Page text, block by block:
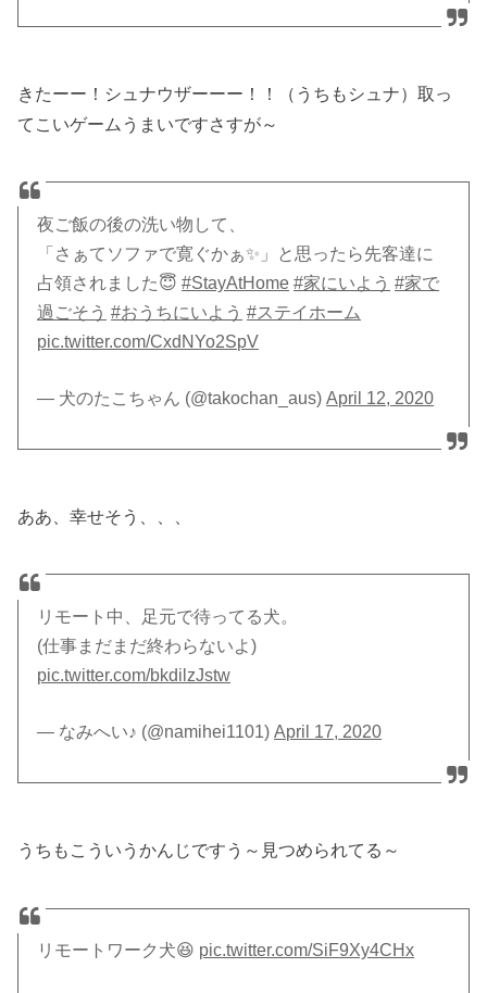
きたーー！シュナウザーーー！！（うちもシュナ）取っ
てこいゲームうまいですさすが～
夜ご飯の後の洗い物して、
「さぁてソファで寛ぐかぁ✨」と思ったら先客達に
占領されました😇#StayAtHome #家にいよう #家で
過ごそう #おうちにいよう #ステイホーム
pic.twitter.com/CxdNYo2SpV
— 犬のたこちゃん (@takochan_aus)April 12, 2020
ああ、幸せそう、、、
リモート中、足元で待ってる犬。
(仕事まだまだ終わらないよ)
pic.twitter.com/bkdilzJstw
— なみへい♪ (@namihei1101)April 17, 2020
うちもこういうかんじですう～見つめられてる～
リモートワーク犬😆 pic.twitter.com/SiF9Xy4CHx